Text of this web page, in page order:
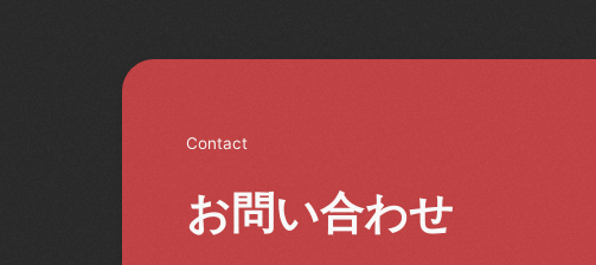
お問い合わせ
Contact